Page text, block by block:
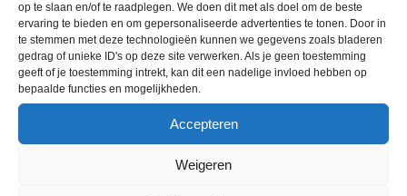
op te slaan en/of te raadplegen. We doen dit met als doel om de beste
ervaring te bieden en om gepersonaliseerde advertenties te tonen. Door in
te stemmen met deze technologieën kunnen we gegevens zoals bladeren
gedrag of unieke ID's op deze site verwerken. Als je geen toestemming
geeft of je toestemming intrekt, kan dit een nadelige invloed hebben op
bepaalde functies en mogelijkheden.
Accepteren
Weigeren
GAZELLE FIETSEN